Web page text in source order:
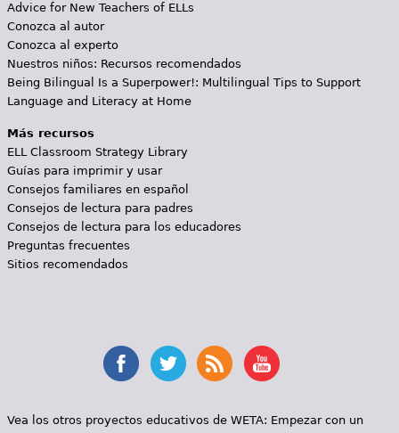
Advice for New Teachers of ELLs
Conozca al autor
Conozca al experto
Nuestros niños: Recursos recomendados
Being Bilingual Is a Superpower!: Multilingual Tips to Support
Language and Literacy at Home
Más recursos
ELL Classroom Strategy Library
Guías para imprimir y usar
Consejos familiares en español
Consejos de lectura para padres
Consejos de lectura para los educadores
Preguntas frecuentes
Sitios recomendados
Vea los otros proyectos educativos de WETA: Empezar con un